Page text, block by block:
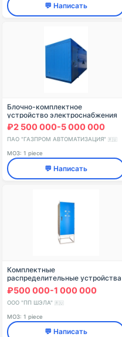
💬 Написать
Блочно-комплектное
устройство электроснабжения
БКЭС-СГА-/-/-/1-УХЛ1
₽2 500 000-5 000 000
ПАО "ГАЗПРОМ АВТОМАТИЗАЦИЯ" 🇷🇺
МОЗ: 1 piece
💬 Написать
Комплектные
распределительные устройства
типа КРУ-РН-6-ВК (с
применением вакуумных
контакторов)
₽500 000-1 000 000
ООО "ПП ШЭЛА" 🇷🇺
МОЗ: 1 piece
💬 Написать